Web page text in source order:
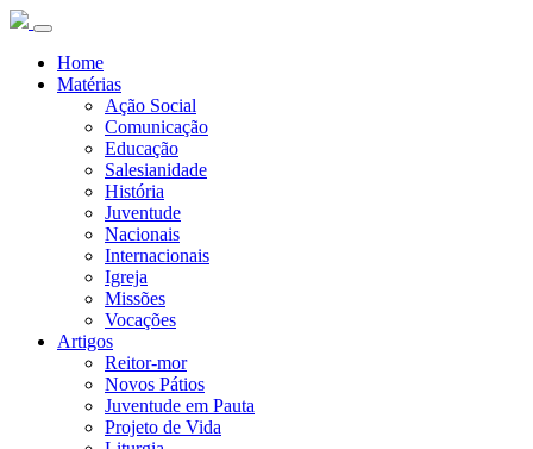
Home
Matérias
Ação Social
Comunicação
Educação
Salesianidade
História
Juventude
Nacionais
Internacionais
Igreja
Missões
Vocações
Artigos
Reitor-mor
Novos Pátios
Juventude em Pauta
Projeto de Vida